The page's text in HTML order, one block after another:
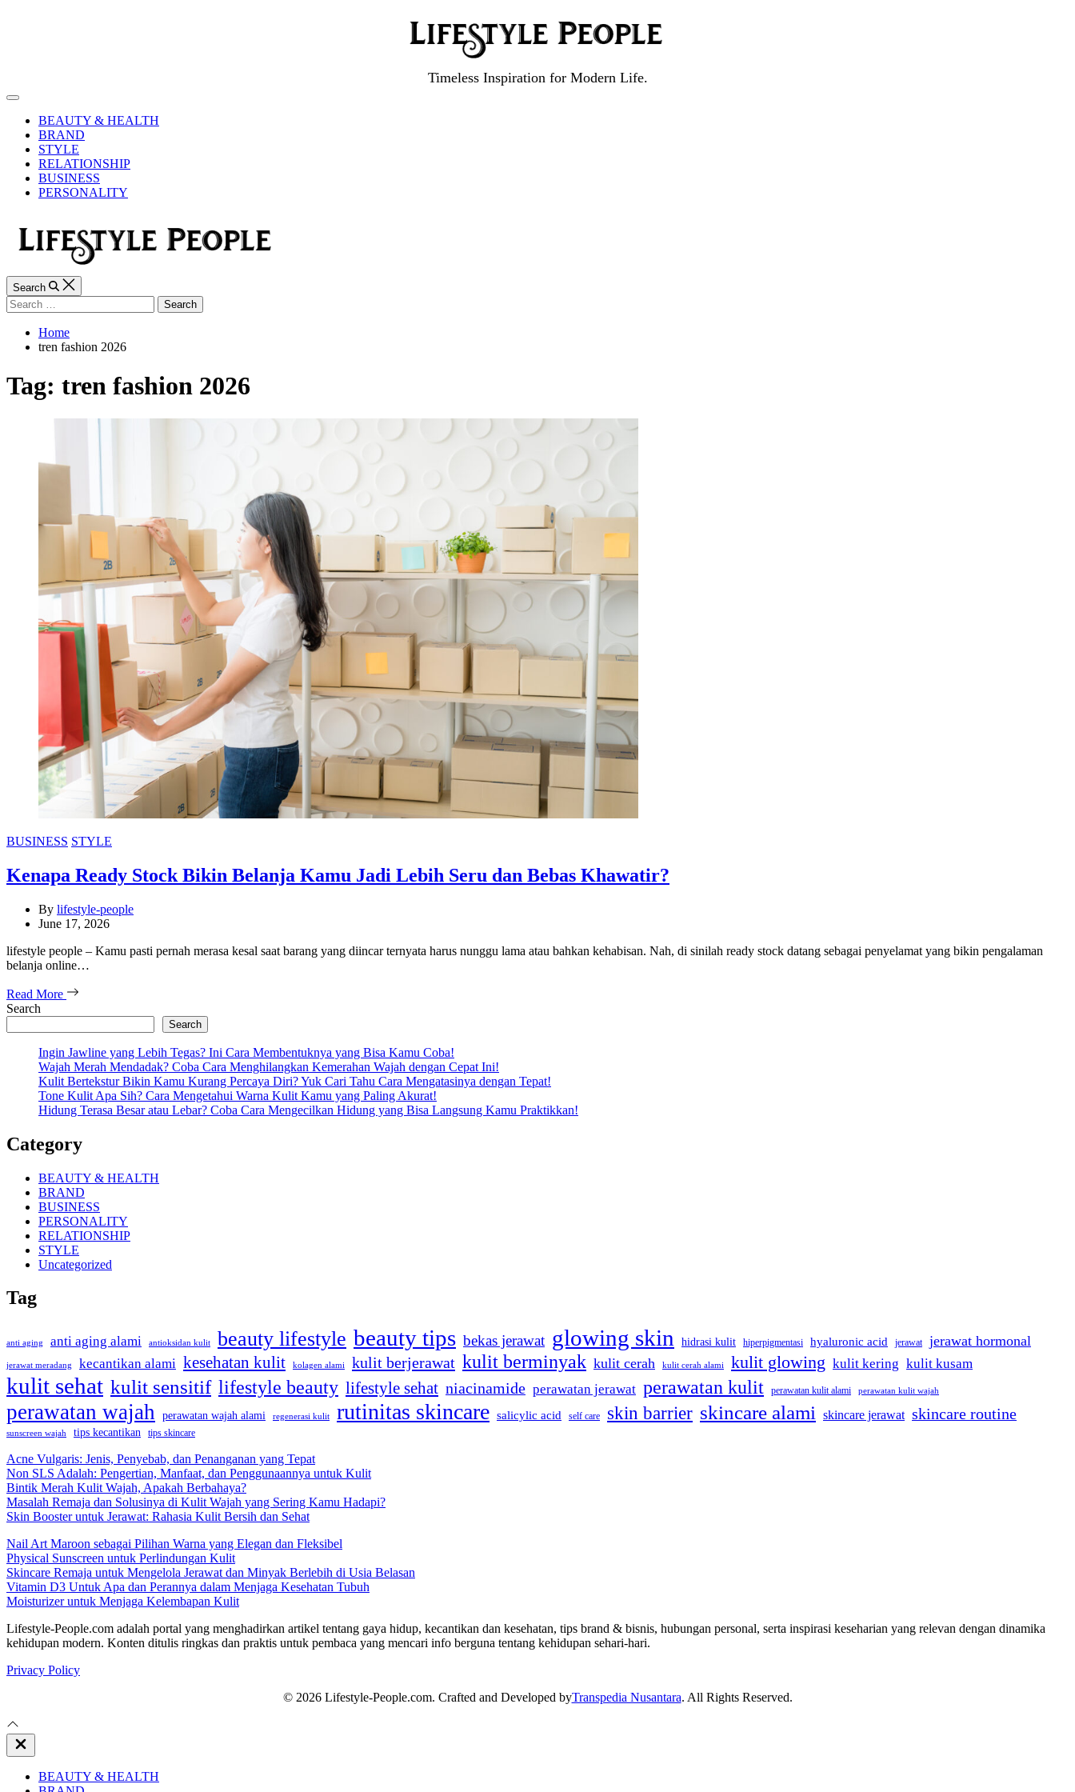
Timeless Inspiration for Modern Life.
Off
CanvasBEAUTY & HEALTH
BRAND
STYLE
RELATIONSHIP
BUSINESS
PERSONALITY
Search
Search
for:
Home
tren fashion 2026
Tag: tren fashion 2026
Categories
BUSINESS STYLE
Kenapa Ready Stock Bikin Belanja Kamu Jadi Lebih Seru dan Bebas Khawatir?
By lifestyle-people
June 17, 2026
lifestyle people – Kamu pasti pernah merasa kesal saat barang yang diincar ternyata harus nunggu lama atau bahkan kehabisan. Nah, di sinilah ready stock datang sebagai penyelamat yang bikin pengalaman
belanja online…
Read More
Search
Search
Ingin Jawline yang Lebih Tegas? Ini Cara Membentuknya yang Bisa Kamu Coba!
Wajah Merah Mendadak? Coba Cara Menghilangkan Kemerahan Wajah dengan Cepat Ini!
Kulit Bertekstur Bikin Kamu Kurang Percaya Diri? Yuk Cari Tahu Cara Mengatasinya dengan Tepat!
Tone Kulit Apa Sih? Cara Mengetahui Warna Kulit Kamu yang Paling Akurat!
Hidung Terasa Besar atau Lebar? Coba Cara Mengecilkan Hidung yang Bisa Langsung Kamu Praktikkan!
Category
BEAUTY & HEALTH
BRAND
BUSINESS
PERSONALITY
RELATIONSHIP
STYLE
Uncategorized
Tag
anti aging anti aging alami antioksidan kulit beauty lifestyle beauty tips bekas jerawat glowing skin hidrasi kulit hiperpigmentasi hyaluronic acid jerawat jerawat hormonal
jerawat meradang kecantikan alami kesehatan kulit kolagen alami kulit berjerawat kulit berminyak kulit cerah kulit cerah alami kulit glowing kulit kering kulit kusam
kulit sehat kulit sensitif lifestyle beauty lifestyle sehat niacinamide perawatan jerawat perawatan kulit perawatan kulit alami perawatan kulit wajah
perawatan wajah perawatan wajah alami regenerasi kulit rutinitas skincare salicylic acid self care skin barrier skincare alami skincare jerawat skincare routine
sunscreen wajah tips kecantikan tips skincare
Acne Vulgaris: Jenis, Penyebab, dan Penanganan yang Tepat
Non SLS Adalah: Pengertian, Manfaat, dan Penggunaannya untuk Kulit
Bintik Merah Kulit Wajah, Apakah Berbahaya?
Masalah Remaja dan Solusinya di Kulit Wajah yang Sering Kamu Hadapi?
Skin Booster untuk Jerawat: Rahasia Kulit Bersih dan Sehat
Nail Art Maroon sebagai Pilihan Warna yang Elegan dan Fleksibel
Physical Sunscreen untuk Perlindungan Kulit
Skincare Remaja untuk Mengelola Jerawat dan Minyak Berlebih di Usia Belasan
Vitamin D3 Untuk Apa dan Perannya dalam Menjaga Kesehatan Tubuh
Moisturizer untuk Menjaga Kelembapan Kulit
Lifestyle-People.com adalah portal yang menghadirkan artikel tentang gaya hidup, kecantikan dan kesehatan, tips brand & bisnis, hubungan personal, serta inspirasi keseharian yang relevan dengan dinamika
kehidupan modern. Konten ditulis ringkas dan praktis untuk pembaca yang mencari info berguna tentang kehidupan sehari-hari.
Privacy Policy
© 2026 Lifestyle-People.com. Crafted and Developed byTranspedia Nusantara. All Rights Reserved.
Close
Off
BEAUTY & HEALTH